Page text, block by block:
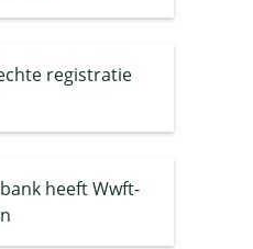
registratie
heeft Wwft-